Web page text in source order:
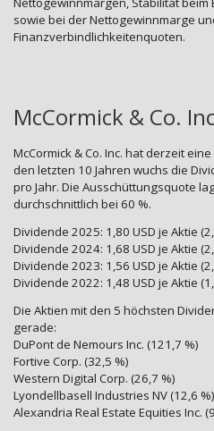
sowie bei der Nettogewinnmarge
Finanzverbindlichkeitenquoten.
McCormick & Co.
McCormick & Co. Inc. hat derzeit
den letzten 10 Jahren wuchs die
pro Jahr. Die Ausschüttungsquote
durchschnittlich bei 60 %.
Dividende 2025: 1,80 USD je Aktie
Dividende 2024: 1,68 USD je Aktie
Dividende 2023: 1,56 USD je Aktie
Dividende 2022: 1,48 USD je Aktie
Die Aktien mit den 5 höchsten
gerade:
DuPont de Nemours Inc. (121,7 %)
Fortive Corp. (32,5 %)
Western Digital Corp. (26,7 %)
Lyondellbasell Industries NV (12,6 %)
Alexandria Real Estate Equities Inc.